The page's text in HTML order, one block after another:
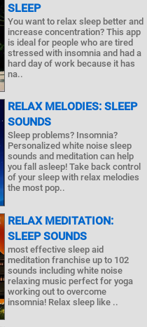
SLEEP
You want to relax sleep better and
increase concentration? This app
is ideal for people who are tired
stressed with insomnia and had a
hard day of work because it has
na..
RELAX MELODIES: SLEEP
SOUNDS
Sleep problems? Insomnia?
Personalized white noise sleep
sounds and meditation can help
you fall asleep! Take back control
of your sleep with relax melodies
the most pop..
RELAX MEDITATION:
SLEEP SOUNDS
most effective sleep aid
meditation franchise up to 102
sounds including white noise
relaxing music perfect for yoga
working out to overcome
insomnia! Relax sleep like ..